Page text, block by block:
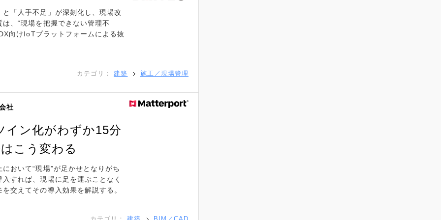
「人手不足」が深刻化し、現場改
、“現場を把握できない管理不
向けIoTプラットフォームによる抜
カテゴリ： 建築 施工／現場管理
社
イン化がわずか15分
こう変わる
おいて“現場”が足かせとなりがち
すれば、現場に足を運ぶことなく
交えてその導入効果を解説する。